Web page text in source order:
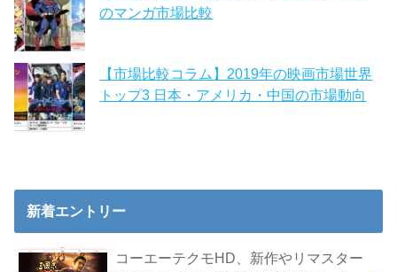
のマンガ市場比較
【市場比較コラム】2019年の映画市場世界
トップ3 日本・アメリカ・中国の市場動向
新着エントリー
コーエーテクモHD、新作やリマスター